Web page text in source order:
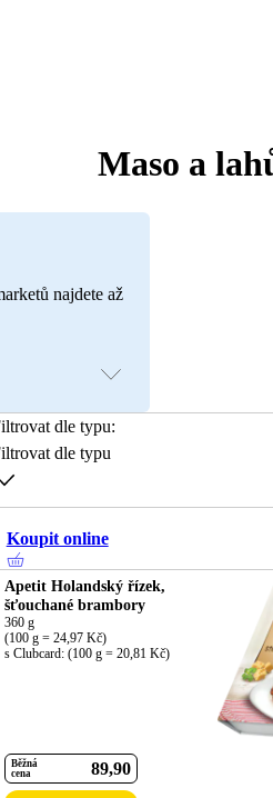
Maso a
najdete až
dle typu:
dle typu
Koupit online
Apetit Holandský řízek,
šťouchané brambory
360 g
(100 g = 24,97 Kč)
s Clubcard: (100 g = 20,81 Kč)
Běžná
cena
89 90